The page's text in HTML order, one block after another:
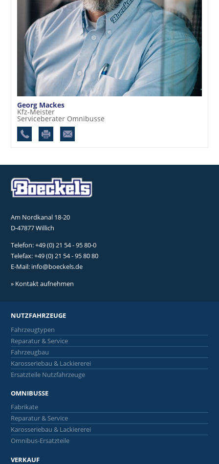
Georg Mackes
Kfz-Meister
Serviceberater Omnibusse
Am Nordkanal 18-20
D-47877 Willich
Telefon:+49 (0) 21 54 - 95 80-0
Telefax: +49 (0) 21 54 - 95 80 80
E-Mail: info@boeckels.de
» Kontakt aufnehmen
NUTZFAHRZEUGE
Fahrzeugtypen
Reparatur & Service
Fahrzeugbau
Karosseriebau & Lackiererei
Ersatzteile Nutzfahrzeuge
OMNIBUSSE
Fabrikate
Reparatur & Service
Karosseriebau & Lackiererei
Omnibus-Ersatzteile
VERKAUF